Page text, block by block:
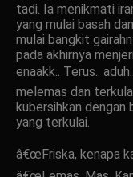
tadi. Ia menikmati
yang mulai basah
mulai bangkit
pada akhirnya
enaakk.. Terus..
melemas dan
kubersihkan dengan
yang terkulai.
â€œFriska, kenapa